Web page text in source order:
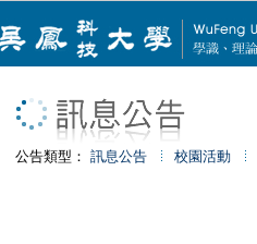
公告類型： 訊息公告 校園活動